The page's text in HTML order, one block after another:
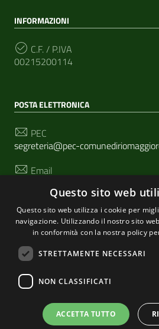
INFORMAZIONI
C.F. / P.IVA
00215200114
POSTA ELETTRONICA
PEC
segreteria@pec-
Email
SEGUICI SU
Sezione Link Utili
Privacy | Cookie policy | Realizzato
Tema grafico ItaliaWP2 |
PA di AgID
Questo sito web
Questo sito web utilizza i cookie per
navigazione. Utilizzando il nostro sito
in conformità con la nostra policy
STRETTAMENTE NECESSARI
NON CLASSIFICATI
ACCETTA TUTTO